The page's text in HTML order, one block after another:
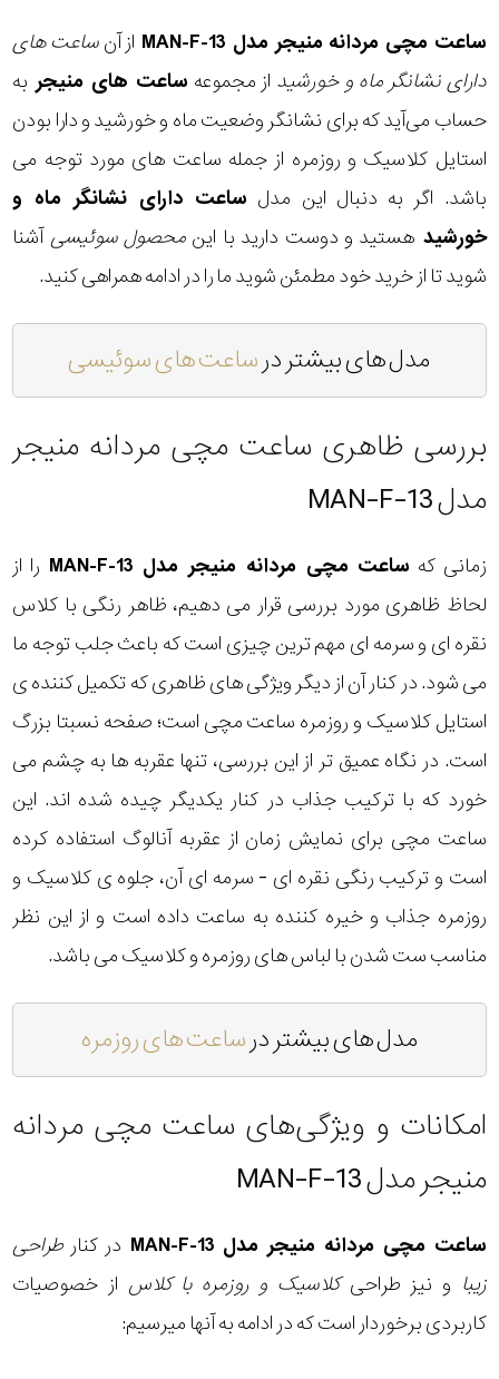
ساعت مچی مردانه منیجر مدل MAN-F-13 از آنساعت های
دارای نشانگر ماه و خورشید از مجموعه ساعت های منیجر به
حساب می‌آید که برای نشانگر وضعیت ماه و خورشید و دارا بودن
استایل کلاسیک و روزمره از جمله ساعت های مورد توجه می
باشد. اگر به دنبال این مدل ساعت دارای نشانگر ماه و
خورشید هستید و دوست دارید با این محصول سوئیسیآشنا
شوید تا از خرید خود مطمئن شوید ما را در ادامه همراهی کنید.
مدل های بیشتر درساعت های سوئیسی
بررسی ظاهری ساعت مچی مردانه منیجر
مدل MAN-F-13
زمانی که ساعت مچی مردانه منیجر مدل MAN-F-13
را از
لحاظ ظاهری مورد بررسی قرار می دهیم، ظاهر رنگی با کلاس
نقره ای و سرمه ای مهم ترین چیزی است که باعث جلب توجه ما
می شود. در کنار آن از دیگر ویژگی های ظاهری که تکمیل کننده ی
استایل کلاسیک و روزمره ساعت مچی است؛ صفحه نسبتا بزرگ
است. در نگاه عمیق تر از این بررسی، تنها عقربه ها به چشم می
خورد که با ترکیب جذاب در کنار یکدیگر چیده شده اند. این
ساعت مچی برای نمایش زمان از عقربه آنالوگ استفاده کرده
است و ترکیب رنگی نقره ای - سرمه ای آن، جلوه ی کلاسیک و
روزمره جذاب و خیره کننده به ساعت داده است و از این نظر
مناسب ست شدن با لباس های روزمره و کلاسیک می باشد.
مدل های بیشتر درساعت های روزمره
امکانات و ویژگی‌های ساعت مچی مردانه
منیجر مدل MAN-F-13
ساعت مچی مردانه منیجر مدل MAN-F-13 در کنارطراحی
زیبا و نیز طراحیکلاسیک و روزمره با کلاس از خصوصیات
کاربردی برخوردار است که در ادامه به آنها میرسیم: